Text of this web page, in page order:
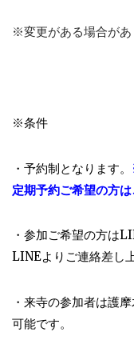
※変更がある場合があ
※条件
・予約制となります。
定期予約ご希望の方は
・参加ご希望の方は
LINEよりご連絡差し
・来寺の参加者は護
可能です。